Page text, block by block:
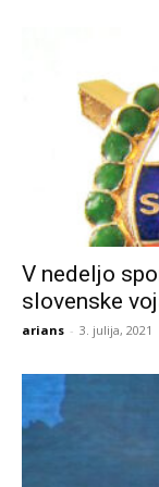
V nedeljo
slovenske
arians - 3. julija, 2021